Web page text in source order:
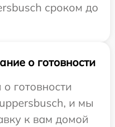
сроком до
о готовности
готовности
и мы
к вам домой